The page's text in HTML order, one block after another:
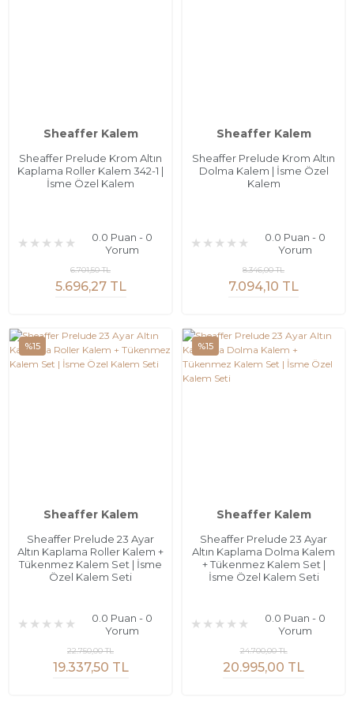
Sheaffer Kalem
Sheaffer Prelude Krom Altın
Kaplama Roller Kalem 342-1 |
İsme Özel Kalem
0.0 Puan - 0
Yorum
5.696,27 TL
6.701,50 TL
Sheaffer Kalem
Sheaffer Prelude Krom Altın
Dolma Kalem | İsme Özel
Kalem
0.0 Puan - 0
Yorum
7.094,10 TL
8.346,00 TL
%15
Sheaffer Kalem
Sheaffer Prelude 23 Ayar
Altın Kaplama Roller Kalem +
Tükenmez Kalem Set | İsme
Özel Kalem Seti
0.0 Puan - 0
Yorum
19.337,50 TL
22.750,00 TL
%15
Sheaffer Kalem
Sheaffer Prelude 23 Ayar
Altın Kaplama Dolma Kalem
+ Tükenmez Kalem Set |
İsme Özel Kalem Seti
0.0 Puan - 0
Yorum
20.995,00 TL
24.700,00 TL